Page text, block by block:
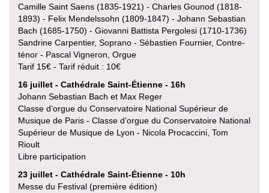
Camille Saint Saens (1835-1921) - Charles Gounod (1818-
1893) - Felix Mendelssohn (1809-1847) - Johann Sebastian
Bach (1685-1750) - Giovanni Battista Pergolesi (1710-1736)
Sandrine Carpentier, Soprano - Sébastien Fournier, Contre-
ténor - Pascal Vigneron, Orgue
Tarif 15€ - Tarif réduit : 10€
16 juillet - Cathédrale Saint-Étienne - 16h
Johann Sebastian Bach et Max Reger
Classe d’orgue du Conservatoire National Supérieur de
Musique de Paris - Classe d’orgue du Conservatoire National
Supérieur de Musique de Lyon - Nicola Procaccini, Tom
Rioult
Libre participation
23 juillet - Cathédrale Saint-Étienne - 10h
Messe du Festival (première édition)